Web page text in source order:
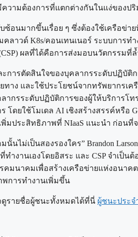
ามต้องการที่แตกต่างกันในแง่ของ
มากขึ้นเรื่อย ๆ ซึ่งต้องใช้เครือข่าย
าวด์ K8s/คอนเทนเนอร์ ระบบการ
ผลที่ได้คือการส่งมอบนวัตกรรม
การตัดสินใจของบุคลากรระดับปฏิบั
ง และใช้ประโยชน์จากทรัพยากรเค
กรระดับปฏิบัติการของผู้ให้บริการ
ดยใช้โมเดล AI เชิงสร้างสรรค์หรือ
มประสิทธิภาพที่ NIaaS แนะนำ ก่อนที่
ม่เป็นสองรองใคร” Brandon
านเองโดยอิสระ และ CSP จำเป็น
นาคมเพื่อสร้างเครือข่ายแห่งอนาค
การทำงานเพิ่มขึ้น
ถดูรายชื่อผู้ชนะทั้งหมดได้ที่นี่ ผู้ชนะประจ